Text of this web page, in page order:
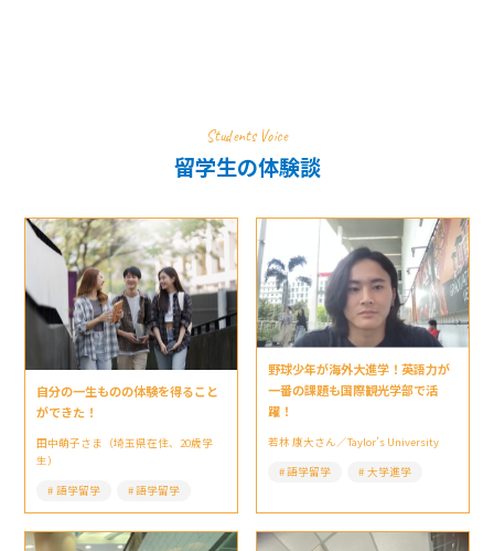
Students Voice
留学生の体験談
自分の一生ものの体験を得ること
ができた！
田中萌子さま（埼玉県在住、20歳学
生）
語学留学
語学留学
野球少年が海外大進学！英語力が
一番の課題も国際観光学部で活
躍！
若林 康大さん／Taylor’s University
語学留学
大学進学